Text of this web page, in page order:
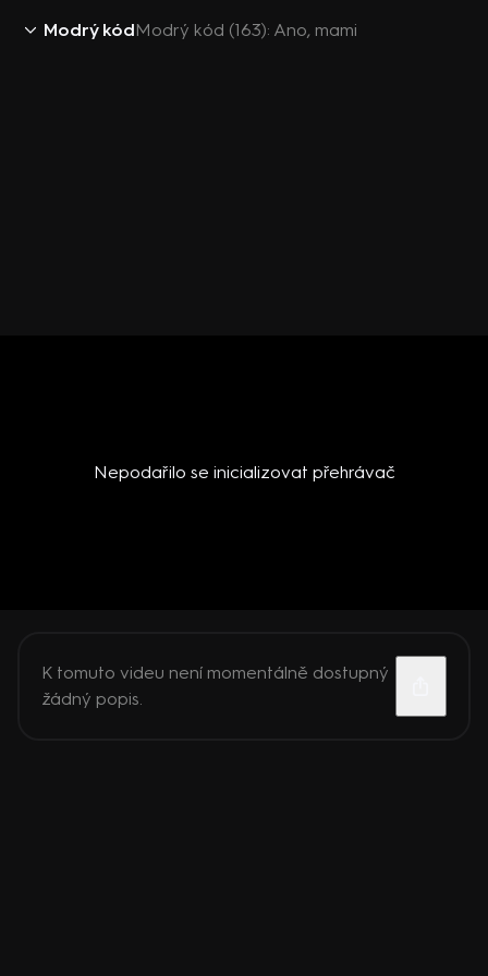
Modrý kódModrý kód (163): Ano, mami
Nepodařilo se inicializovat přehrávač
K tomuto videu není momentálně dostupný
žádný popis.